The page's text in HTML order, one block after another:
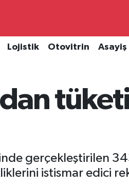
Lojistik Otovitrin Asayiş
gerçekleştirilen
istismar edici